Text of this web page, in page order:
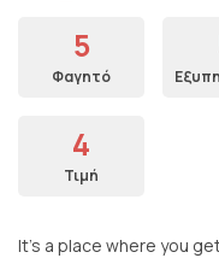
5
Φαγητό
4
Τιμή
It’s a place where you